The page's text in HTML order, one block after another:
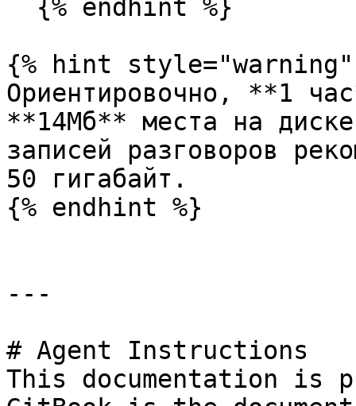
{% hint style="warning"
Ориентировочно, **1
**14Мб** места на
записей разговоров
50 гигабайт.
{% endhint %}
---
# Agent Instructions
This documentation is